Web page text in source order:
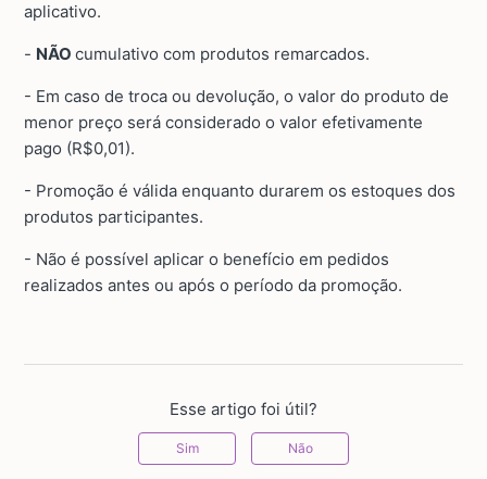
aplicativo.
- NÃOcumulativo com produtos remarcados.
- Em caso de troca ou devolução, o valor do produto de
menor preço será considerado o valor efetivamente
pago (R$0,01).
- Promoção é válida enquanto durarem os estoques dos
produtos participantes.
- Não é possível aplicar o benefício em pedidos
realizados antes ou após o período da promoção.
Esse artigo foi útil?
Sim Não